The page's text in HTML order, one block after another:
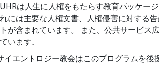
は人生に人権をもたらす教育パッケー
には主要な人権文書、人権侵害に対する
が含まれています。 また、公共サービス
います。
イエントロジー教会はこのプログラムを後